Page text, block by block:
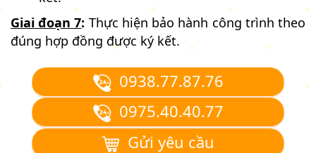
Giai đoạn 7: Thực hiện bảo hành công trình theo
đúng hợp đồng được ký kết.
0938.77.87.76
0975.40.40.77
Gửi yêu cầu